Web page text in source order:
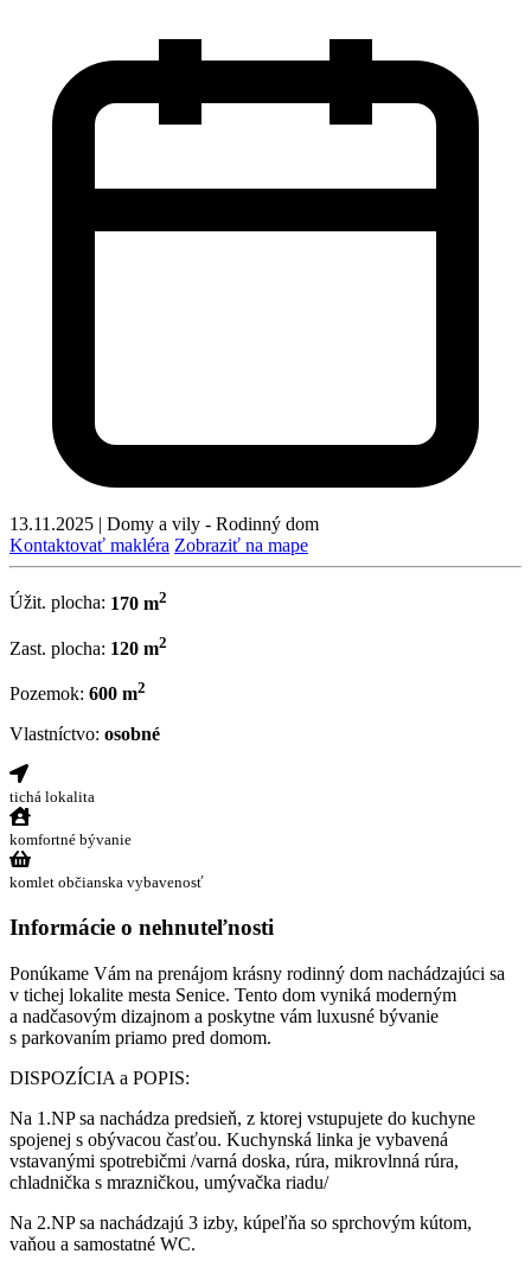
13.11.2025 | Domy a vily - Rodinný dom
Kontaktovať makléra Zobraziť na mape
Úžit. plocha: 170 m2
Zast. plocha: 120 m2
Pozemok: 600 m2
Vlastníctvo: osobné
tichá lokalita
komfortné bývanie
komlet občianska vybavenosť
Informácie o nehnuteľnosti
Ponúkame Vám na prenájom krásny rodinný dom nachádzajúci sa
v tichej lokalite mesta Senice. Tento dom vyniká moderným
a nadčasovým dizajnom a poskytne vám luxusné bývanie
s parkovaním priamo pred domom.
DISPOZÍCIA a POPIS:
Na 1.NP sa nachádza predsieň, z ktorej vstupujete do kuchyne
spojenej s obývacou časťou. Kuchynská linka je vybavená
vstavanými spotrebičmi /varná doska, rúra, mikrovlnná rúra,
chladnička s mrazničkou, umývačka riadu/
Na 2.NP sa nachádzajú 3 izby, kúpeľňa so sprchovým kútom,
vaňou a samostatné WC.